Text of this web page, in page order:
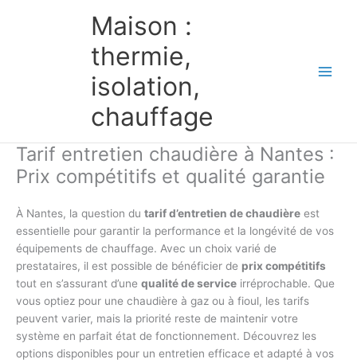
Maison :
thermie,
isolation,
chauffage
Tarif entretien chaudière à Nantes :
Prix compétitifs et qualité garantie
À Nantes, la question du tarif d’entretien de chaudière est
essentielle pour garantir la performance et la longévité de vos
équipements de chauffage. Avec un choix varié de
prestataires, il est possible de bénéficier de prix compétitifs
tout en s’assurant d’une qualité de service irréprochable. Que
vous optiez pour une chaudière à gaz ou à fioul, les tarifs
peuvent varier, mais la priorité reste de maintenir votre
système en parfait état de fonctionnement. Découvrez les
options disponibles pour un entretien efficace et adapté à vos